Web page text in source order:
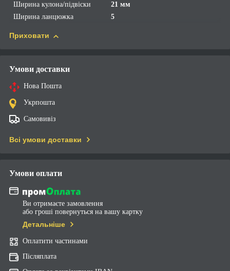
Ширина кулона/підвіски
21 мм
Ширина ланцюжка
5
Приховати
Умови доставки
Нова Пошта
Укрпошта
Самовивіз
Всі умови доставки
Умови оплати
Ви отримаєте замовлення
або гроші повернуться на вашу картку
Детальніше
Оплатити частинами
Післяплата